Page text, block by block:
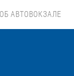
ОБ АВТОВОКЗАЛЕ